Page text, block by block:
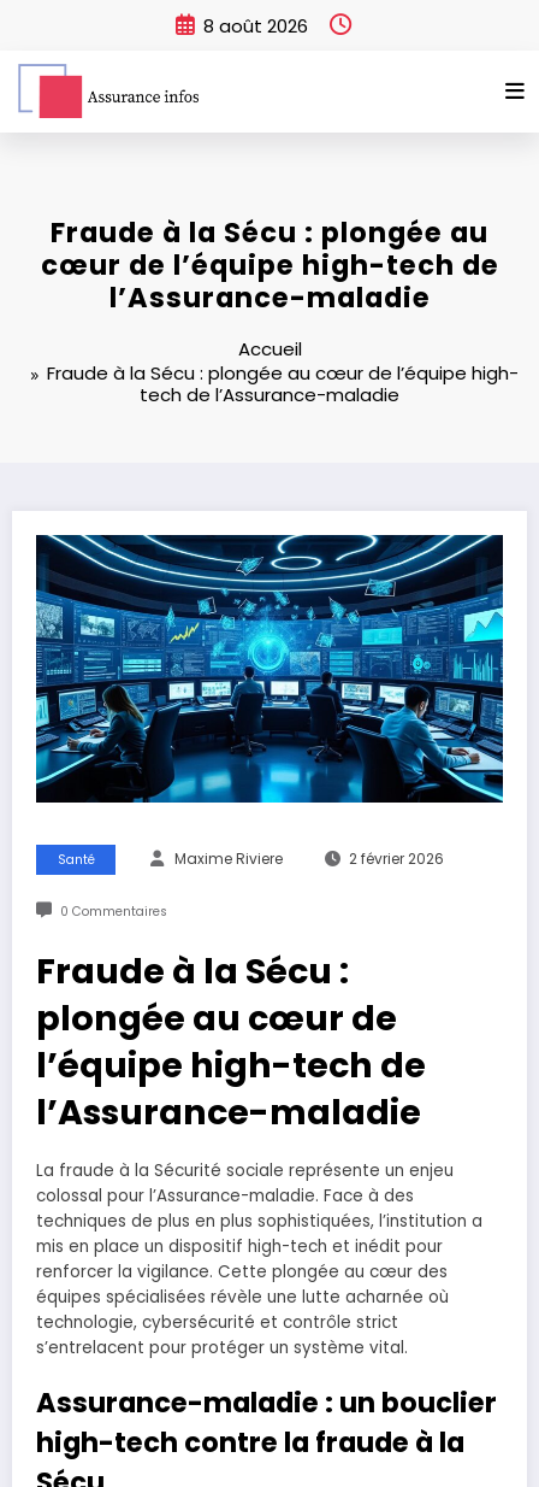
8 août 2026
Fraude à la Sécu : plongée au
cœur de l’équipe high-tech de
l’Assurance-maladie
Accueil
Fraude à la Sécu : plongée au cœur de l’équipe high-
tech de l’Assurance-maladie
Santé Maxime Riviere 2 février 2026
0 Commentaires
Fraude à la Sécu :
plongée au cœur de
l’équipe high-tech de
l’Assurance-maladie
La fraude à la Sécurité sociale représente un enjeu
colossal pour l’Assurance-maladie. Face à des
techniques de plus en plus sophistiquées, l’institution a
mis en place un dispositif high-tech et inédit pour
renforcer la vigilance. Cette plongée au cœur des
équipes spécialisées révèle une lutte acharnée où
technologie, cybersécurité et contrôle strict
s’entrelacent pour protéger un système vital.
Assurance-maladie : un bouclier
high-tech contre la fraude à la